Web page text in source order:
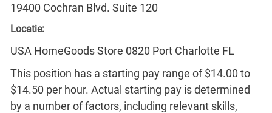
19400 Cochran Blvd. Suite 120
Locatie:
USA HomeGoods Store 0820 Port Charlotte FL
This position has a starting pay range of $14.00 to
$14.50 per hour. Actual starting pay is determined
by a number of factors, including relevant skills,